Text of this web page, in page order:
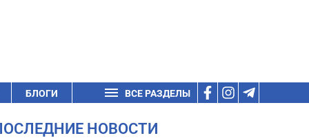
БЛОГИ ВСЕ РАЗДЕЛЫ
НОВОСТИ